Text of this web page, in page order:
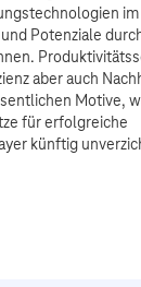
Potenziale
aber auch
Motive,
für erfolgreiche
künftig